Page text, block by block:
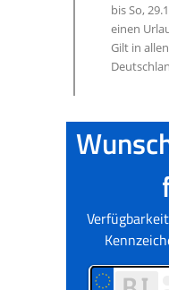
bis So,
einen
Gilt in